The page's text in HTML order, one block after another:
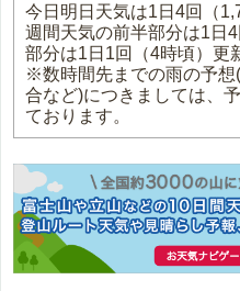
今日明日天気は1日4回（
週間天気の前半部分は1日
部分は1日1回（4時頃）更
※数時間先までの雨の予
合など)につきましては、
ております。